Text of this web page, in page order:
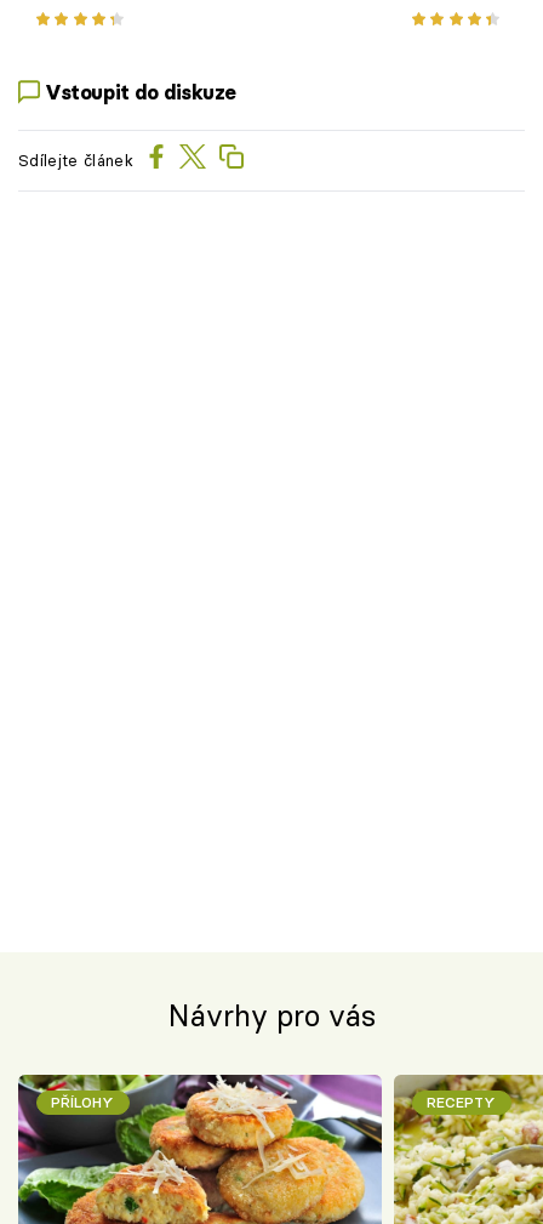
šťouchaným
Vstoupit do diskuze
Sdílejte článek
Návrhy pro vás
PŘÍLOHY RECEPTY